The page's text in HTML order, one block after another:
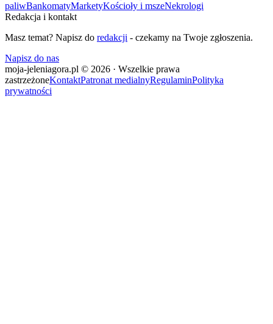
paliwBankomatyMarketyKościoły i mszeNekrologi
Redakcja i kontakt
Masz temat? Napisz do redakcji - czekamy na Twoje zgłoszenia.
Napisz do nas
moja-jeleniagora.pl © 2026 · Wszelkie prawa
zastrzeżoneKontaktPatronat medialnyRegulaminPolityka
prywatności